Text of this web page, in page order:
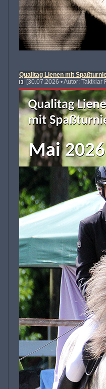
Qualitag Lienen mit
[30.07.2026 • Autor: Taktklar